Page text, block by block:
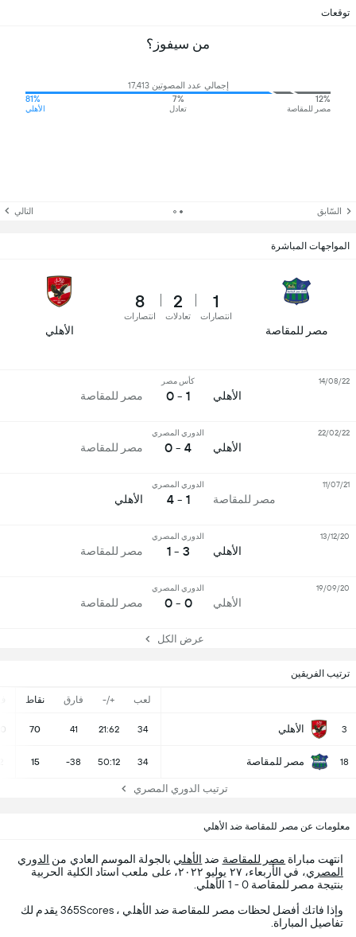
ترتيب الفريقين
لعب +/- فارق نقاط
3 الأهلي 34
21:62
41
70
18 مصر للمقاصة 34
50:12
-38
15
ترتيب الدوري المصري
توقعات
من سيفوز؟
إجمالي عدد المصوتين 17,413
12%
مصر للمقاصة
7%
تعادل
81%
الأهلي
السّابق التالي
المواجهات المباشرة
مصر للمقاصة
1
انتصارات
2
تعادلات
8
انتصارات
الأهلي
الأهلي
كأس مصر
1 - 0 مصر للمقاصة
14/08/22
الأهلي
الدوري المصري
4 - 0 مصر للمقاصة
22/02/22
مصر للمقاصة
الدوري المصري
1 - 4 الأهلي
11/07/21
الأهلي
الدوري المصري
3 - 1 مصر للمقاصة
13/12/20
الأهلي
الدوري المصري
0 - 0 مصر للمقاصة
19/09/20
عرض الكل
معلومات عن مصر للمقاصة ضد الأهلي
انتهت مباراة مصر للمقاصة ضد الأهلي بالجولة الموسم العادي من الدوري
المصري
، في الأربعاء، ٢٧ يوليو ٢٠٢٢، على ملعب استاد الكلية الحربية
بنتيجة مصر للمقاصة 0 - 1 الأهلي.
وإذا فاتك أفضل لحظات مصر للمقاصة ضد الأهلي ، 365Scores يقدم لك
تفاصيل المباراة.